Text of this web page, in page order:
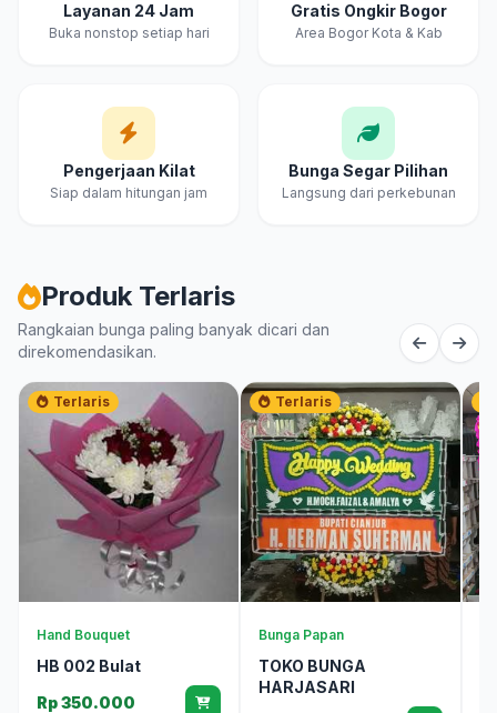
Layanan 24 Jam
Buka nonstop setiap hari
Gratis Ongkir Bogor
Area Bogor Kota & Kab
Pengerjaan Kilat
Siap dalam hitungan jam
Bunga Segar Pilihan
Langsung dari perkebunan
Produk Terlaris
Rangkaian bunga paling banyak dicari dan
direkomendasikan.
Terlaris
Hand Bouquet
HB 002 Bulat
Rp 350.000
Terlaris
Bunga Papan
TOKO BUNGA
HARJASARI